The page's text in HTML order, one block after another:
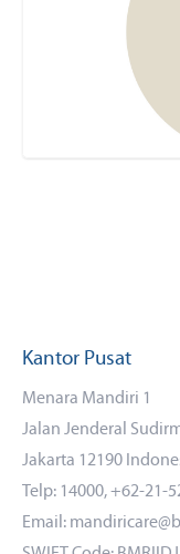
Kantor Pusat
Menara Mandiri 1
Jalan Jenderal
Jakarta 12190
Telp: 14000, +62-21-
Email: